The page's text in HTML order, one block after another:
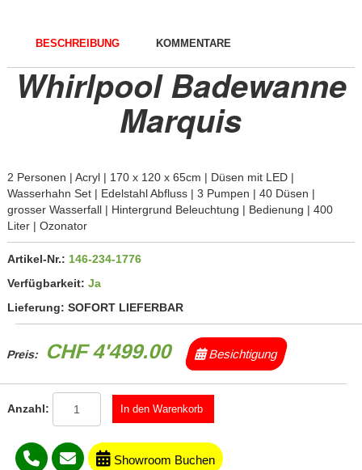
BESCHREIBUNG KOMMENTARE
Whirlpool Badewanne
Marquis
2 Personen | Acryl | 170 x 120 x 65cm | Düsen mit LED |
Wasserhahn Set | Edelstahl Abfluss | 3 Pumpen | 40 Düsen |
grosser Wasserfall | Hintergrund Beleuchtung | Bedienung | 400
Liter | Ozonator
Artikel-Nr.: 146-234-1776
Verfügbarkeit: Ja
Lieferung: SOFORT LIEFERBAR
Preis: CHF 4'499.00 Besichtigung
Anzahl:
Showroom Buchen